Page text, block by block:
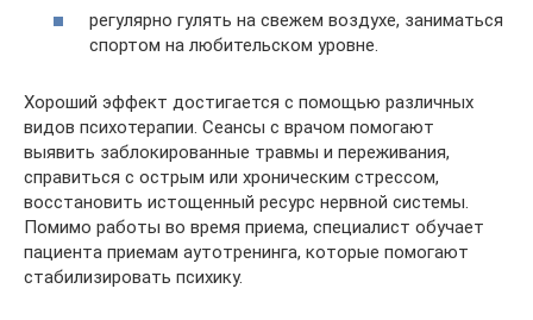
регулярно гулять на свежем воздухе, заниматься
спортом на любительском уровне.
Хороший эффект достигается с помощью различных
видов психотерапии. Сеансы с врачом помогают
выявить заблокированные травмы и переживания,
справиться с острым или хроническим стрессом,
восстановить истощенный ресурс нервной системы.
Помимо работы во время приема, специалист обучает
пациента приемам аутотренинга, которые помогают
стабилизировать психику.